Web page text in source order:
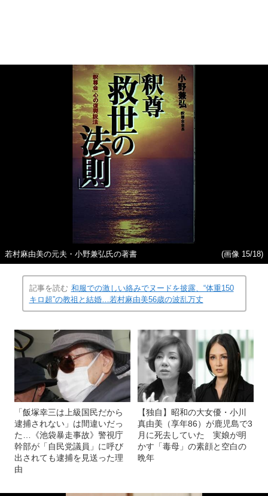
若村麻由美の元夫・小野兼弘氏の著書 (画像 15/18)
記事を読む 和服での激しい絡みでヌードを披露、“体重150
キロ超”の教祖と結婚…若村麻由美56歳の波乱万丈
「飯塚幸三は上級国民だから
逮捕されない」は間違いだっ
た…《池袋暴走事故》警視庁
幹部が「自民党議員」に呼び
出されても逮捕を見送った理
由
【独自】昭和の大女優・小川
真由美（享年86）が鹿児島で3
月に死去していた 実娘が明
かす「毒母」の素顔と空白の
晩年